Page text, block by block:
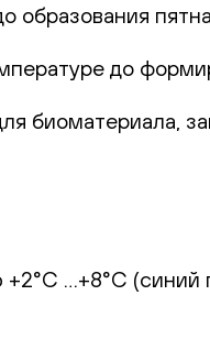
до
биоматериала,
…+8°С (синий